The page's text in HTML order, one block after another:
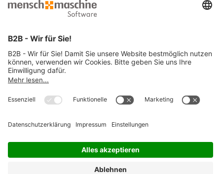
Mensch und Maschine Deutschland
Handelsvertretung Berlin
Telefon +49307895980
Anfahrt (Google Maps)
Mensch und Maschine Deutschland
Handelsvertretung Hockenheim
Wilhelm-Maybach-Str. 13
Telefon +4962052923874